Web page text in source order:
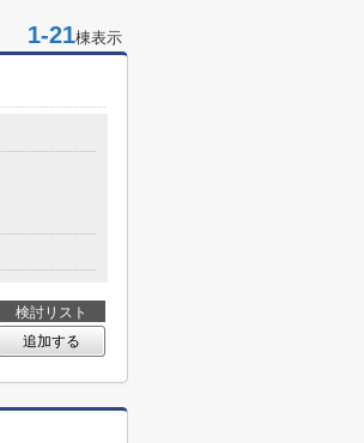
1-21棟表示
検討リスト
追加する